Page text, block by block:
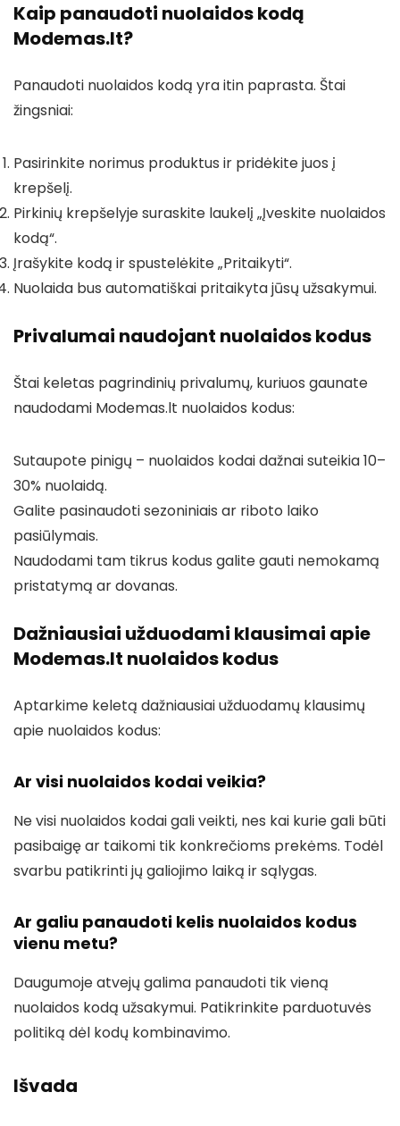
Kaip panaudoti nuolaidos kodą
Modemas.lt?
Panaudoti nuolaidos kodą yra itin paprasta. Štai
žingsniai:
Pasirinkite norimus produktus ir pridėkite juos į
krepšelį.
Pirkinių krepšelyje suraskite laukelį „Įveskite nuolaidos
kodą“.
Įrašykite kodą ir spustelėkite „Pritaikyti“.
Nuolaida bus automatiškai pritaikyta jūsų užsakymui.
Privalumai naudojant nuolaidos kodus
Štai keletas pagrindinių privalumų, kuriuos gaunate
naudodami Modemas.lt nuolaidos kodus:
Sutaupote pinigų – nuolaidos kodai dažnai suteikia 10–
30% nuolaidą.
Galite pasinaudoti sezoniniais ar riboto laiko
pasiūlymais.
Naudodami tam tikrus kodus galite gauti nemokamą
pristatymą ar dovanas.
Dažniausiai užduodami klausimai apie
Modemas.lt nuolaidos kodus
Aptarkime keletą dažniausiai užduodamų klausimų
apie nuolaidos kodus:
Ar visi nuolaidos kodai veikia?
Ne visi nuolaidos kodai gali veikti, nes kai kurie gali būti
pasibaigę ar taikomi tik konkrečioms prekėms. Todėl
svarbu patikrinti jų galiojimo laiką ir sąlygas.
Ar galiu panaudoti kelis nuolaidos kodus
vienu metu?
Daugumoje atvejų galima panaudoti tik vieną
nuolaidos kodą užsakymui. Patikrinkite parduotuvės
politiką dėl kodų kombinavimo.
Išvada